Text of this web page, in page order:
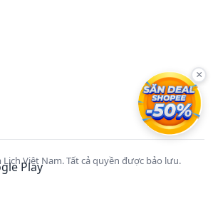
Việt Nam. Tất cả quyền được bảo lưu.
×